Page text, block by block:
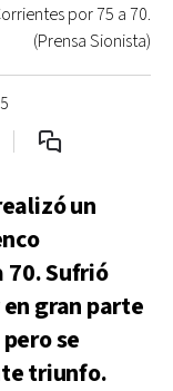
por 75 a 70.
(Prensa Sionista)
un
70. Sufrió
gran parte
se
triunfo.